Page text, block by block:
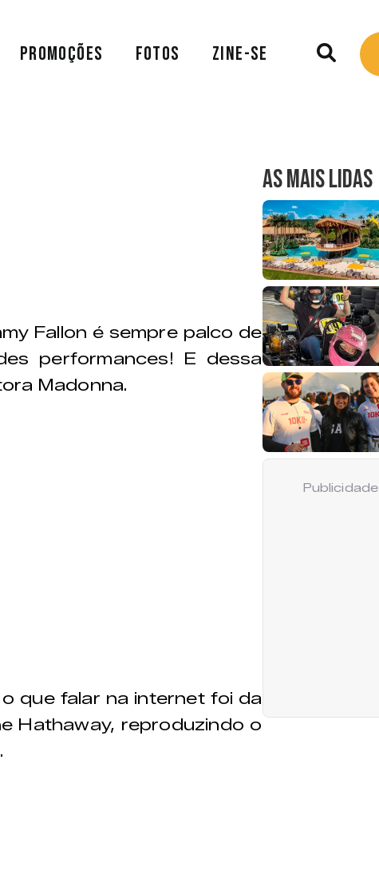
PROMOÇÕES FOTOS ZINE-SE
Fallon é sempre palco de
performances! E dessa
Madonna.
que falar na internet foi da
Hathaway, reproduzindo o
AS MAIS LIDAS
Publicidade